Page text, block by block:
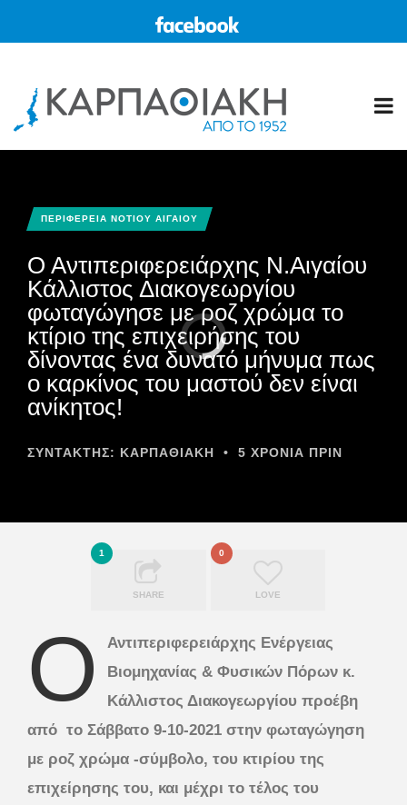
ΠΕΡΙΦΕΡΕΙΑ ΝΟΤΙΟΥ ΑΙΓΑΙΟΥ
O Aντιπεριφερειάρχης Ν.Αιγαίου
Κάλλιστος Διακογεωργίου
φωταγώγησε με ροζ χρώμα το
κτίριο της επιχειρήσης του
δίνοντας ένα δυνατό μήνυμα πως
ο καρκίνος του μαστού δεν είναι
ανίκητος!
ΣΥΝΤΆΚΤΗΣ: ΚΑΡΠΑΘΙΑΚΗ • 5 ΧΡΌΝΙΑ ΠΡΙΝ
1
SHARE
0
LOVE
Ο
Αντιπεριφερειάρχης Ενέργειας
Βιομηχανίας & Φυσικών Πόρων κ.
Κάλλιστος Διακογεωργίου προέβη
από το Σάββατο 9-10-2021 στην φωταγώγηση
με ροζ χρώμα -σύμβολο, του κτιρίου της
επιχείρησης του, και μέχρι το τέλος του